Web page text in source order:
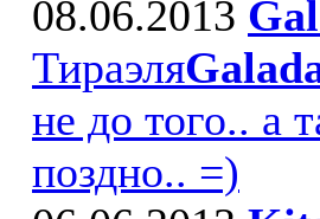
08.06.2013
Тираэля
не до того.. а
поздно.. =)